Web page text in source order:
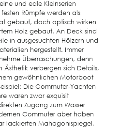
und edle Kleinserien
Rümpfe werden als
gebaut, doch optisch wirken
Holz gebaut. An Deck sind
in ausgesuchten Hölzern und
hergestellt. Immer
Überraschungen, denn
Ästhetik verbergen sich Details,
gewöhnlichen Motorboot
Die Commuter-Yachten
waren zwar exquisit
Zugang zum Wasser
Commuter aber haben
lackierten Mahagonispiegel,